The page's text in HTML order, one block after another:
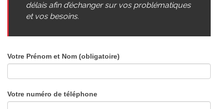
délais afin d’échanger sur vos problématiques
et vos besoins.
Contactez
moi
Votre Prénom et Nom (obligatoire)
Votre numéro de téléphone